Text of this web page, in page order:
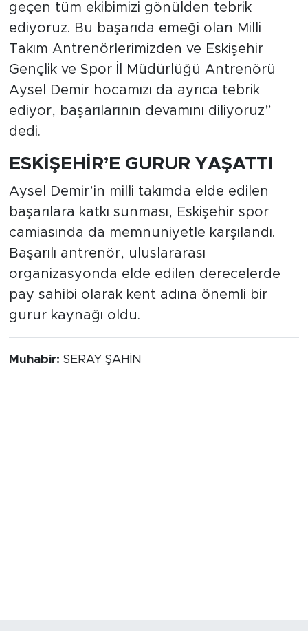
geçen tüm ekibimizi gönülden tebrik
ediyoruz. Bu başarıda emeği olan Milli
Takım Antrenörlerimizden ve Eskişehir
Gençlik ve Spor İl Müdürlüğü Antrenörü
Aysel Demir hocamızı da ayrıca tebrik
ediyor, başarılarının devamını diliyoruz”
dedi.
ESKİŞEHİR’E GURUR YAŞATTI
Aysel Demir’in milli takımda elde edilen
başarılara katkı sunması, Eskişehir spor
camiasında da memnuniyetle karşılandı.
Başarılı antrenör, uluslararası
organizasyonda elde edilen derecelerde
pay sahibi olarak kent adına önemli bir
gurur kaynağı oldu.
Muhabir: SERAY ŞAHİN